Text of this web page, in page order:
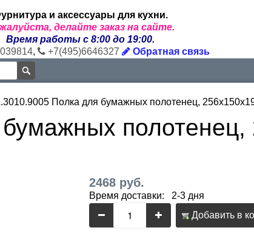
и аксессуары для кухни.
делайте заказ на сайте.
Время работы с 8:00 до 19:00.
, +7(495)6646327
Обратная связь
Полка для бумажных полотенец,
полотенец,
2468 руб.
Время доставки: 2-3 дня
Добавить в